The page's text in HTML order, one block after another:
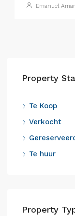
Emanuel
Property
Te Koop
Verkocht
Te huur
Property